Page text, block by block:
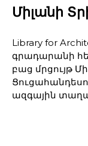
Միլանի
Library for
գրադարանի
բաց մրցույթ
ազգային